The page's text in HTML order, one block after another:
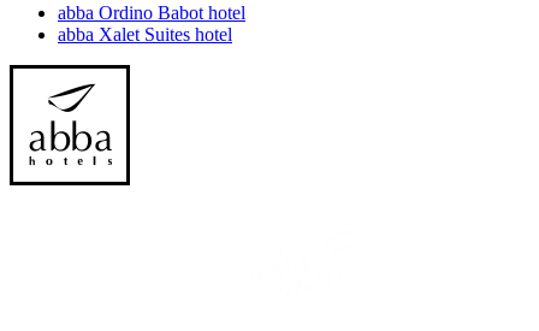
abba Ordino Babot hotel
abba Xalet Suites hotel